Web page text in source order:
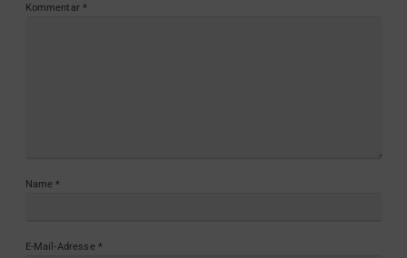
Kommentar *
Name *
E-Mail-Adresse *